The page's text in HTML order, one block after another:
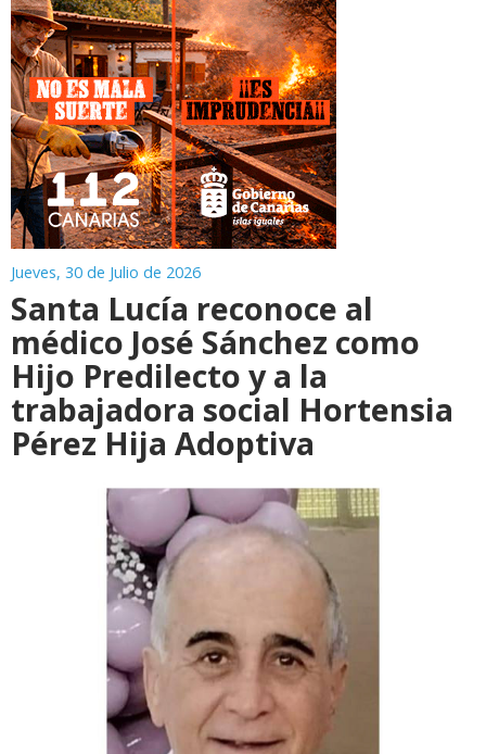
Jueves, 30 de Julio de 2026
Santa Lucía reconoce al
médico José Sánchez como
Hijo Predilecto y a la
trabajadora social Hortensia
Pérez Hija Adoptiva